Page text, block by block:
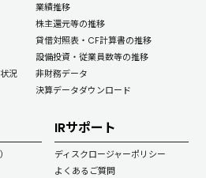
況
業績推移
株主還元等の推移
貸借対照表・CF計算書の推移
設備投資・従業員数等の推移
非財務データ
決算データダウンロード
IRサポート
ディスクロージャーポリシー
よくあるご質問